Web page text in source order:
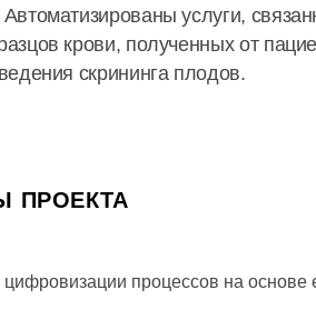
услуги,
крови, полученных от
скрининга плодов.
ПРОЕКТА
цифровизации процессов на